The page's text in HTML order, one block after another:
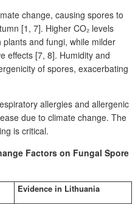
change, causing spores to
[1, 7]. Higher CO₂ levels
and fungi, while milder
effects [7, 8]. Humidity and
of spores, exacerbating
allergies and allergenic
due to climate change. The
is critical.
Factors on Fungal Spore
Evidence in Lithuania